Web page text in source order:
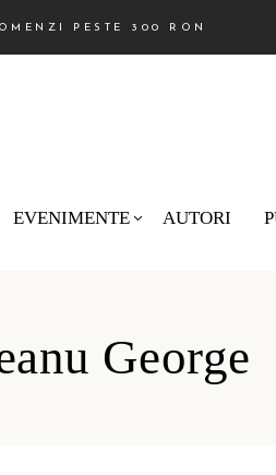
PESTE 300 RON
EVENIMENTE AUTORI
George